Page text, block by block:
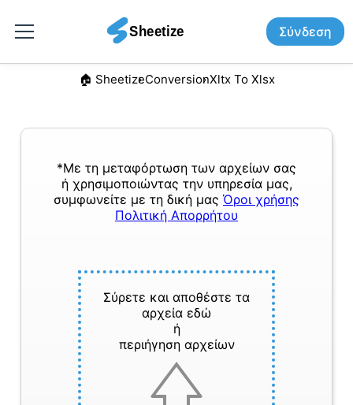
Σύνδεση
🏠︎ SheetizeConversionXltx To Xlsx
*Με τη μεταφόρτωση των αρχείων σας
ή χρησιμοποιώντας την υπηρεσία μας,
συμφωνείτε με τη δική μας Όροι χρήσης
Πολιτική Απορρήτου
Σύρετε και αποθέστε τα
αρχεία εδώ
ή
περιήγηση αρχείων